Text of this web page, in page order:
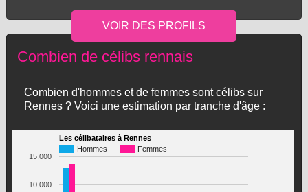
Combien de célibs rennais
Combien d'hommes et de femmes sont célibs sur
Rennes ? Voici une estimation par tranche d'âge :
Les célibataires à Rennes
Hommes
Femmes
10,000
15,000